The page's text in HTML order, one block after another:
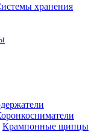
хранения
Крампонные щипцы